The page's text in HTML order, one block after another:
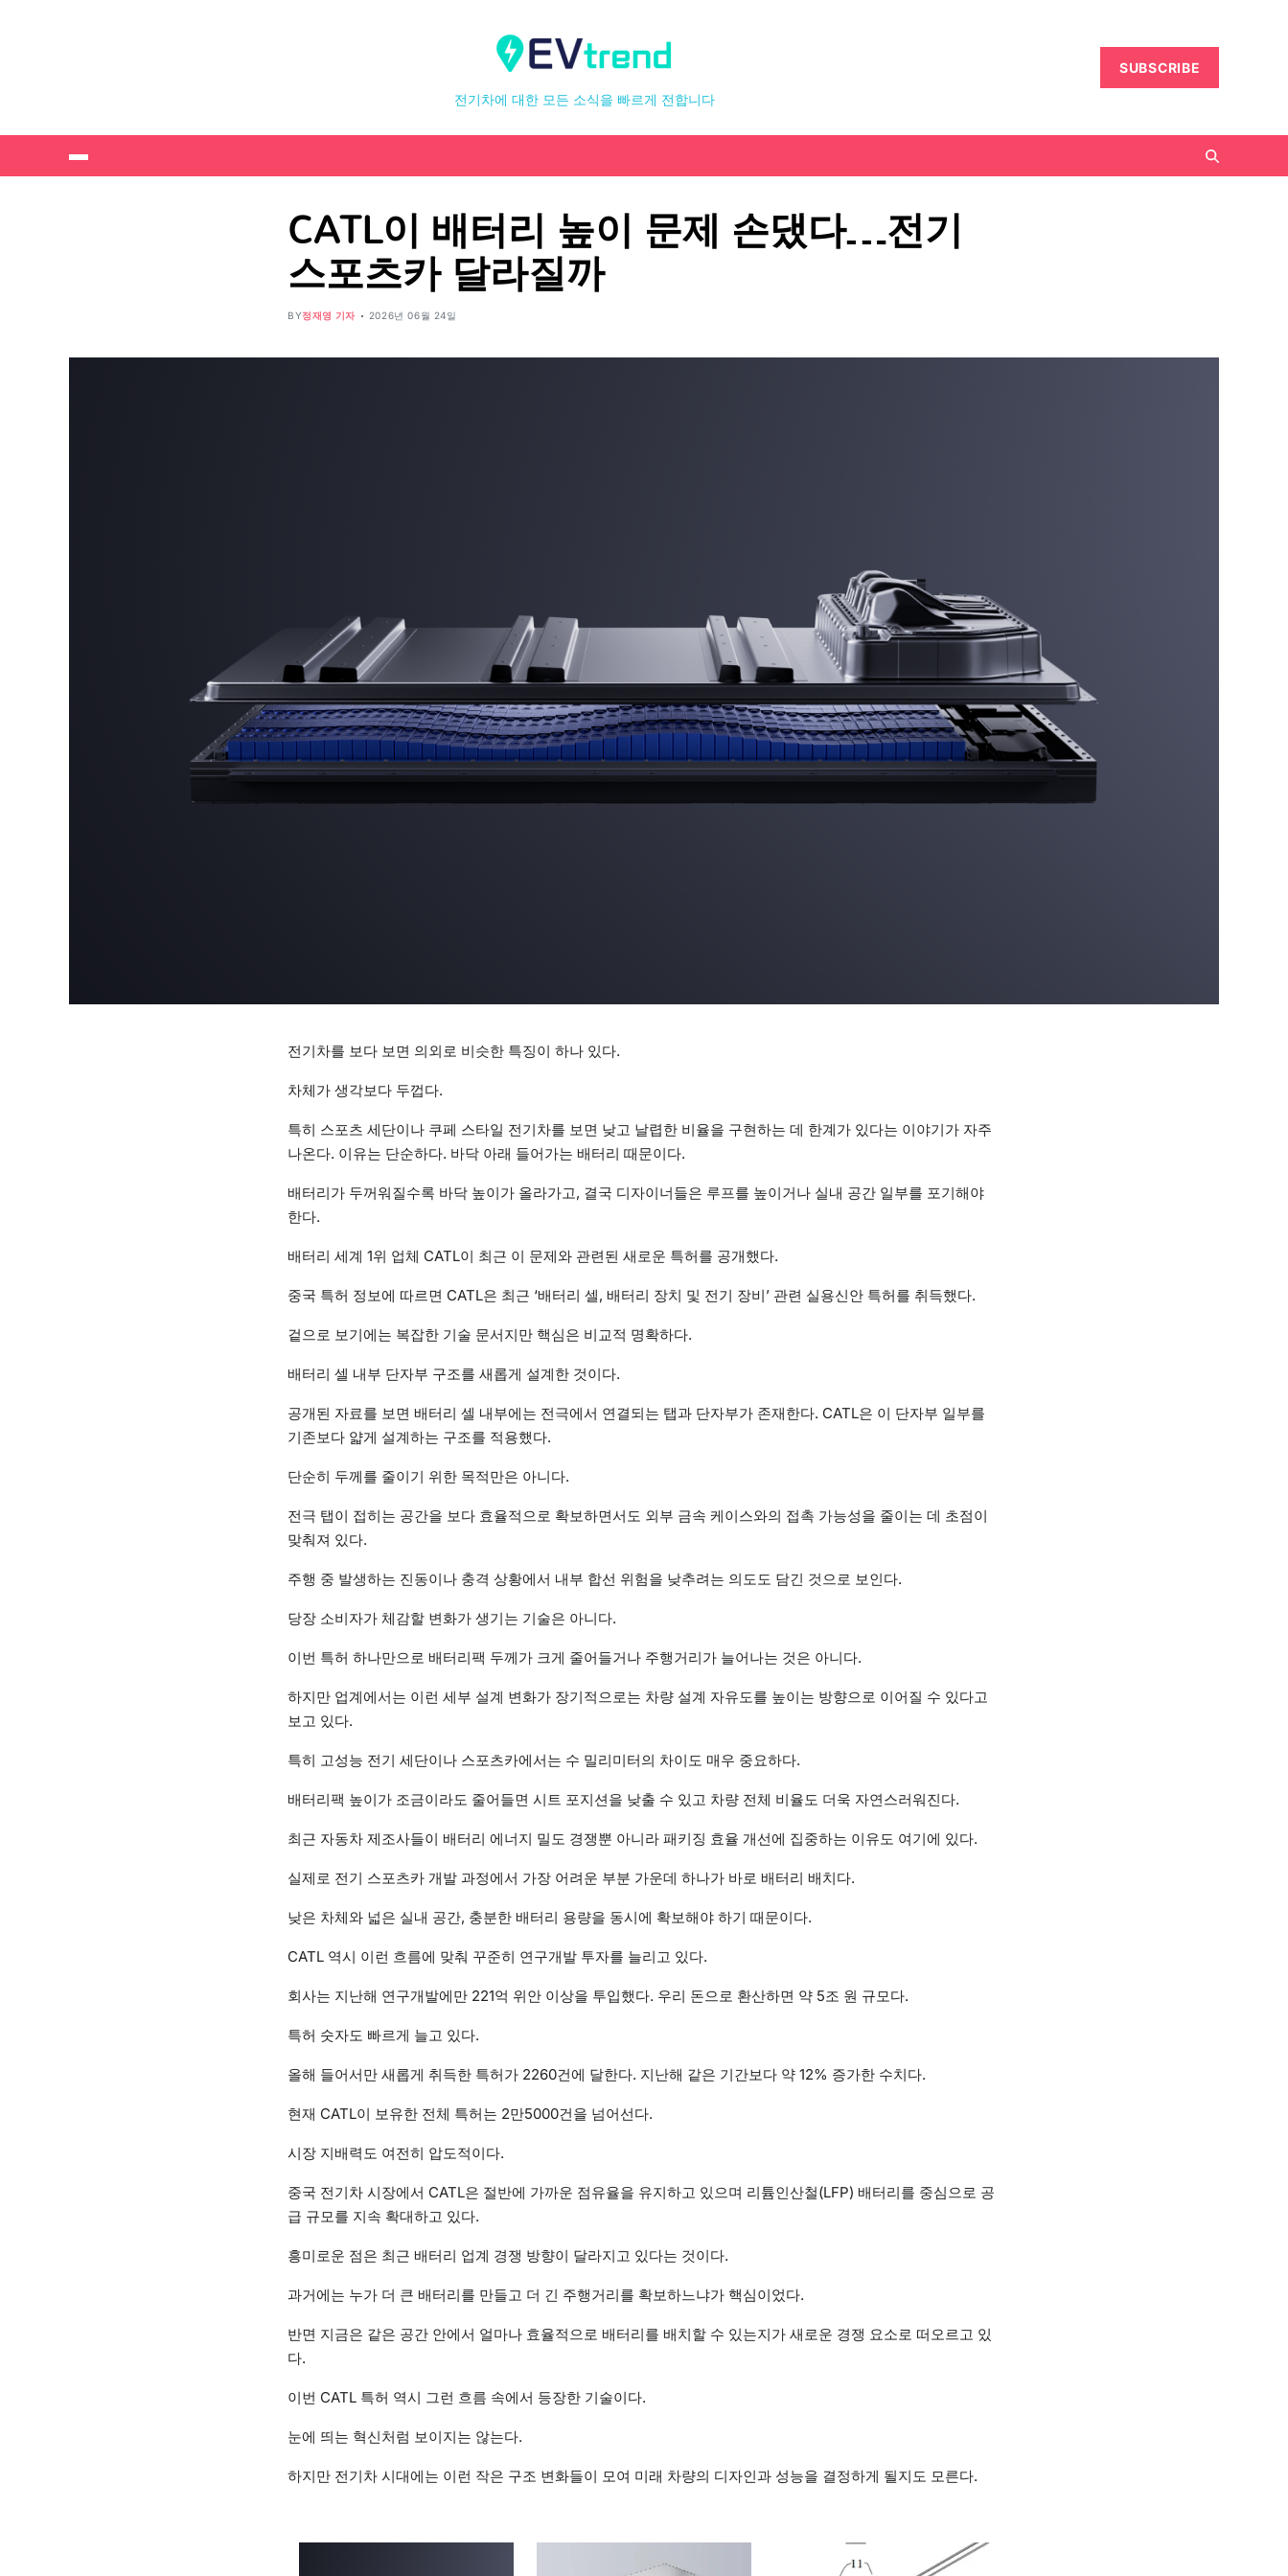
전기차에 대한 모든 소식을 빠르게 전합니다
SUBSCRIBE
CATL이 배터리 높이 문제 손댔다…전기
스포츠카 달라질까
BY정재영 기자 2026년 06월 24일
전기차를 보다 보면 의외로 비슷한 특징이 하나 있다.
차체가 생각보다 두껍다.
특히 스포츠 세단이나 쿠페 스타일 전기차를 보면 낮고 날렵한 비율을 구현하는 데 한계가 있다는 이야기가 자주
나온다. 이유는 단순하다. 바닥 아래 들어가는 배터리 때문이다.
배터리가 두꺼워질수록 바닥 높이가 올라가고, 결국 디자이너들은 루프를 높이거나 실내 공간 일부를 포기해야
한다.
배터리 세계 1위 업체 CATL이 최근 이 문제와 관련된 새로운 특허를 공개했다.
중국 특허 정보에 따르면 CATL은 최근 ‘배터리 셀, 배터리 장치 및 전기 장비’ 관련 실용신안 특허를 취득했다.
겉으로 보기에는 복잡한 기술 문서지만 핵심은 비교적 명확하다.
배터리 셀 내부 단자부 구조를 새롭게 설계한 것이다.
공개된 자료를 보면 배터리 셀 내부에는 전극에서 연결되는 탭과 단자부가 존재한다. CATL은 이 단자부 일부를
기존보다 얇게 설계하는 구조를 적용했다.
단순히 두께를 줄이기 위한 목적만은 아니다.
전극 탭이 접히는 공간을 보다 효율적으로 확보하면서도 외부 금속 케이스와의 접촉 가능성을 줄이는 데 초점이
맞춰져 있다.
주행 중 발생하는 진동이나 충격 상황에서 내부 합선 위험을 낮추려는 의도도 담긴 것으로 보인다.
당장 소비자가 체감할 변화가 생기는 기술은 아니다.
이번 특허 하나만으로 배터리팩 두께가 크게 줄어들거나 주행거리가 늘어나는 것은 아니다.
하지만 업계에서는 이런 세부 설계 변화가 장기적으로는 차량 설계 자유도를 높이는 방향으로 이어질 수 있다고
보고 있다.
특히 고성능 전기 세단이나 스포츠카에서는 수 밀리미터의 차이도 매우 중요하다.
배터리팩 높이가 조금이라도 줄어들면 시트 포지션을 낮출 수 있고 차량 전체 비율도 더욱 자연스러워진다.
최근 자동차 제조사들이 배터리 에너지 밀도 경쟁뿐 아니라 패키징 효율 개선에 집중하는 이유도 여기에 있다.
실제로 전기 스포츠카 개발 과정에서 가장 어려운 부분 가운데 하나가 바로 배터리 배치다.
낮은 차체와 넓은 실내 공간, 충분한 배터리 용량을 동시에 확보해야 하기 때문이다.
CATL 역시 이런 흐름에 맞춰 꾸준히 연구개발 투자를 늘리고 있다.
회사는 지난해 연구개발에만 221억 위안 이상을 투입했다. 우리 돈으로 환산하면 약 5조 원 규모다.
특허 숫자도 빠르게 늘고 있다.
올해 들어서만 새롭게 취득한 특허가 2260건에 달한다. 지난해 같은 기간보다 약 12% 증가한 수치다.
현재 CATL이 보유한 전체 특허는 2만5000건을 넘어선다.
시장 지배력도 여전히 압도적이다.
중국 전기차 시장에서 CATL은 절반에 가까운 점유율을 유지하고 있으며 리튬인산철(LFP) 배터리를 중심으로 공
급 규모를 지속 확대하고 있다.
흥미로운 점은 최근 배터리 업계 경쟁 방향이 달라지고 있다는 것이다.
과거에는 누가 더 큰 배터리를 만들고 더 긴 주행거리를 확보하느냐가 핵심이었다.
반면 지금은 같은 공간 안에서 얼마나 효율적으로 배터리를 배치할 수 있는지가 새로운 경쟁 요소로 떠오르고 있
다.
이번 CATL 특허 역시 그런 흐름 속에서 등장한 기술이다.
눈에 띄는 혁신처럼 보이지는 않는다.
하지만 전기차 시대에는 이런 작은 구조 변화들이 모여 미래 차량의 디자인과 성능을 결정하게 될지도 모른다.